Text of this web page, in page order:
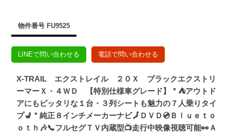
物件番号 FU9525
LINEで問い合わせる 電話で問い合わせる
X-TRAIL エクストレイル ２０Ｘ ブラックエクストリ
ーマーＸ・４ＷＤ 【特別仕様車グレード】＂⛺アウトド
アにもピッタリな１台・３列シートも魅力の７人乗りタイ
プ💺＂純正８インチメーカーナビ🗾ＤＶＤ💿Ｂｌｕｅｔｏ
ｏｔｈ🎶📞フルセグＴＶ内蔵型📺走行中映像視聴可能👀Ａ